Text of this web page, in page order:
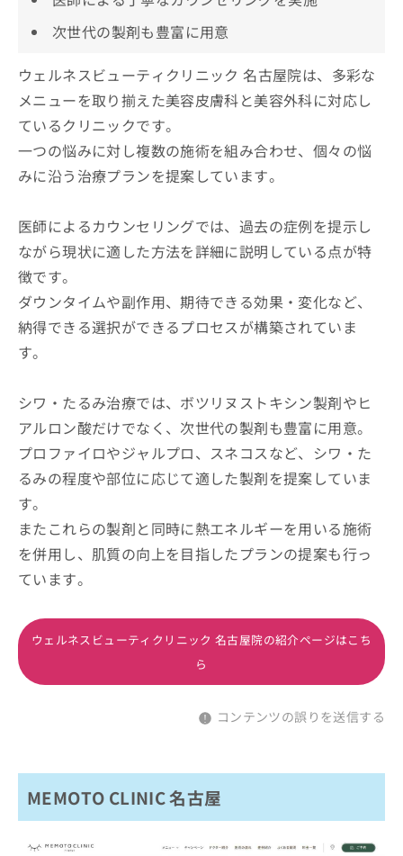
次世代の製剤も豊富に用意
ウェルネスビューティクリニック 名古屋院は、多彩な
メニューを取り揃えた美容皮膚科と美容外科に対応し
ているクリニックです。
一つの悩みに対し複数の施術を組み合わせ、個々の悩
みに沿う治療プランを提案しています。
医師によるカウンセリングでは、過去の症例を提示し
ながら現状に適した方法を詳細に説明している点が特
徴です。
ダウンタイムや副作用、期待できる効果・変化など、
納得できる選択ができるプロセスが構築されていま
す。
シワ・たるみ治療では、ボツリヌストキシン製剤やヒ
アルロン酸だけでなく、次世代の製剤も豊富に用意。
プロファイロやジャルプロ、スネコスなど、シワ・た
るみの程度や部位に応じて適した製剤を提案していま
す。
またこれらの製剤と同時に熱エネルギーを用いる施術
を併用し、肌質の向上を目指したプランの提案も行っ
ています。
ウェルネスビューティクリニック 名古屋院の紹介ページはこち
ら
コンテンツの誤りを送信する
MEMOTO CLINIC 名古屋